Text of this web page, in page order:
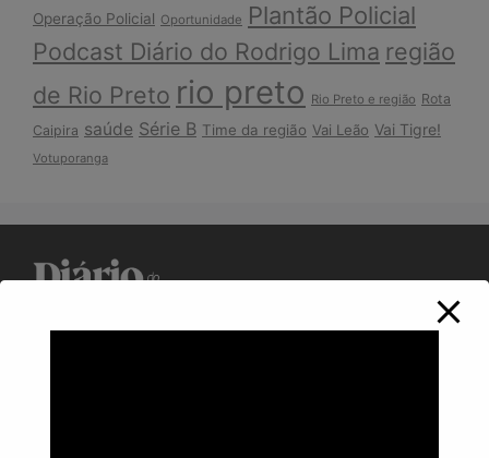
Operação Policial Oportunidade Plantão Policial
Podcast Diário do Rodrigo Lima região
de Rio Preto rio preto Rio Preto e região Rota
Caipira saúde Série B Time da região Vai Leão Vai Tigre!
Votuporanga